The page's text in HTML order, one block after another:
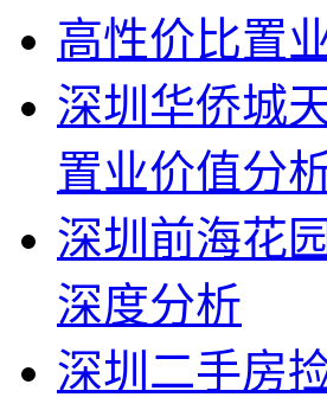
高性价比置
深圳华侨城
置业价值分
深圳前海花
深度分析
深圳二手房